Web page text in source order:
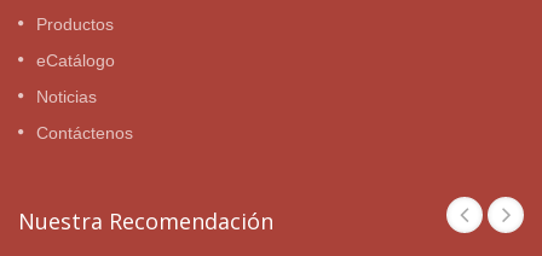
Productos
eCatálogo
Noticias
Contáctenos
Nuestra Recomendación